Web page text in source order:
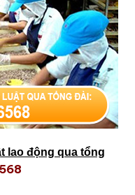
lao động qua tổng